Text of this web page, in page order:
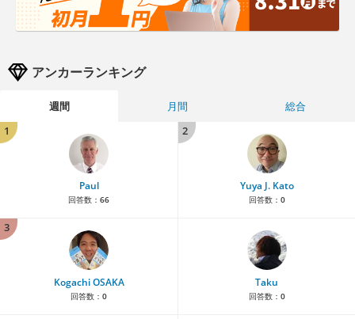
アンカーランキング
週間 月間
総合
1
Paul
回答数： 66
2
Yuya J. Kato
回答数： 0
3
Kogachi OSAKA
回答数： 0
Taku
回答数： 0